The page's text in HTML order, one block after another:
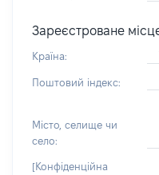
Зареєстроване
Країна:
Поштовий індекс:
Місто, селище чи
село:
[Конфіденційна